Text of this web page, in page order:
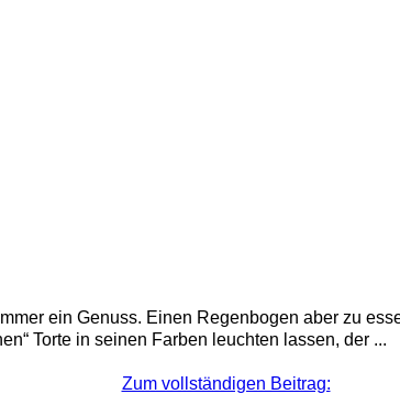
ein Genuss. Einen Regenbogen aber zu
Torte in seinen Farben leuchten lassen, der ...
Zum vollständigen Beitrag: